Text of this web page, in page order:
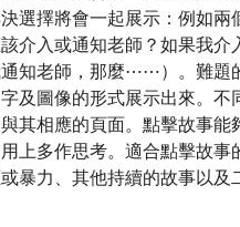
選擇將會一起展示：例如兩
介入或通知老師？如果我介
知老師，那麼⋯⋯）。難題
及圖像的形式展示出來。不
其相應的頁面。點擊故事能
上多作思考。適合點擊故事
暴力、其他持續的故事以及